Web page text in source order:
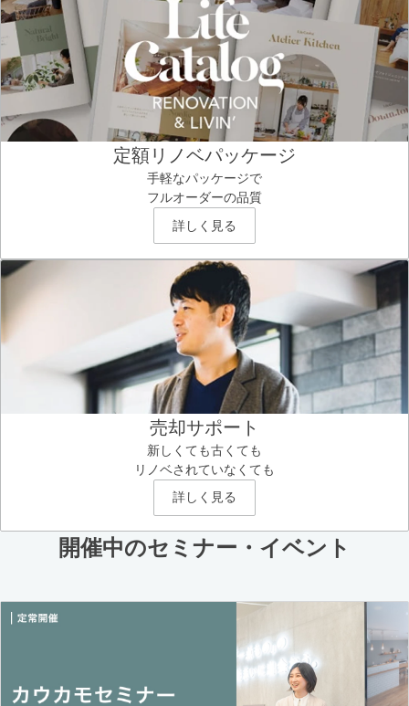
定額リノベパッケージ
手軽なパッケージで
フルオーダーの品質
詳しく見る
売却サポート
新しくても古くても
リノベされていなくても
詳しく見る
開催中のセミナー・イベント